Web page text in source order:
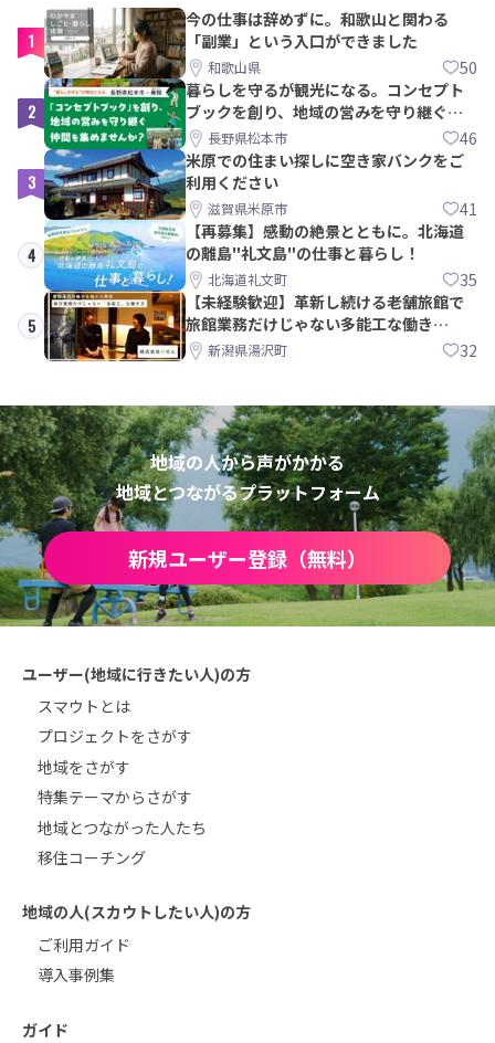
1
今の仕事は辞めずに。和歌山と関わる
「副業」という入口ができました
和歌山県 50
2
暮らしを守るが観光になる。コンセプト
ブックを創り、地域の営みを守り継ぐ仲
間を集めませんか？
長野県松本市 46
3
米原での住まい探しに空き家バンクをご
利用ください
滋賀県米原市 41
4
【再募集】感動の絶景とともに。北海道
の離島"礼文島"の仕事と暮らし！
北海道礼文町 35
5
【未経験歓迎】革新し続ける老舗旅館で
旅館業務だけじゃない多能工な働き
方。 株式会社いせん
新潟県湯沢町 32
地域の人から声がかかる
地域とつながるプラットフォーム
新規ユーザー登録（無料）
ユーザー(地域に行きたい人)の方
スマウトとは
プロジェクトをさがす
地域をさがす
特集テーマからさがす
地域とつながった人たち
移住コーチング
地域の人(スカウトしたい人)の方
ご利用ガイド
導入事例集
ガイド